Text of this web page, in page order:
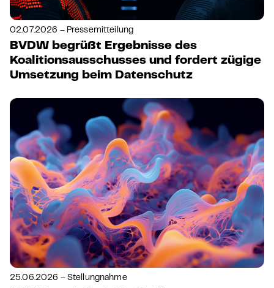
02.07.2026 – Pressemitteilung
BVDW begrüßt Ergebnisse des
Koalitionsausschusses und fordert zügige
Umsetzung beim Datenschutz
25.06.2026 – Stellungnahme